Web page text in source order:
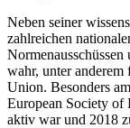
Neben seiner
zahlreichen
wahr, unter
Union. Besonders
European Society of
aktiv war und 2018